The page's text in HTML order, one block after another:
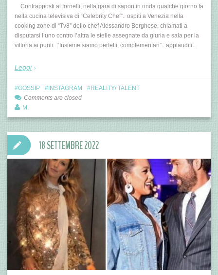
Contrapposti ai fornelli, nella gara di sapori in onda qualche giorno fa
nella cucina televisiva di “Celebrity Chef”.. ospiti a Venezia nella
cooking zone di “Tv8” dello chef Alessandro Borghese, chiamati a
disputarsi l’uno contro l’altra le stelle assegnate da giuria e sala per la
vittoria ai punti.. “Insieme siamo perfetti, complementari”.. applauditi…
Leggi
GOSSIP INSTAGRAM
REALITY/ TALENT
Comments are closed
M.
18 SETTEMBRE 2022